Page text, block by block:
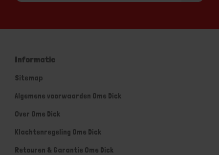
Informatie
Sitemap
Algemene voorwaarden Ome Dick
Over Ome Dick
Klachtenregeling Ome Dick
Retouren & Garantie Ome Dick